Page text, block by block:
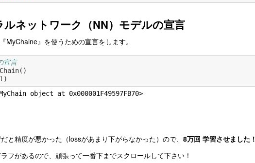
ルネットワーク（NN）モデルの宣言
MyChaine』を使うための宣言をします。
宣言
()
)
<__main__.MyChain object at 0x000001F49597FB70>
と精度が悪かった（lossがあまり下がらなかった）ので、 8万回 学習させました！
フがあるので、頑張って一番下までスクロールして下さい！